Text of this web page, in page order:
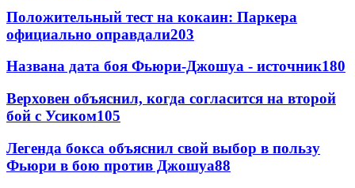
Положительный тест на кокаин: Паркера
официально оправдали203
Названа дата боя Фьюри-Джошуа - источник180
Верховен объяснил, когда согласится на второй
бой с Усиком105
Легенда бокса объяснил свой выбор в пользу
Фьюри в бою против Джошуа88